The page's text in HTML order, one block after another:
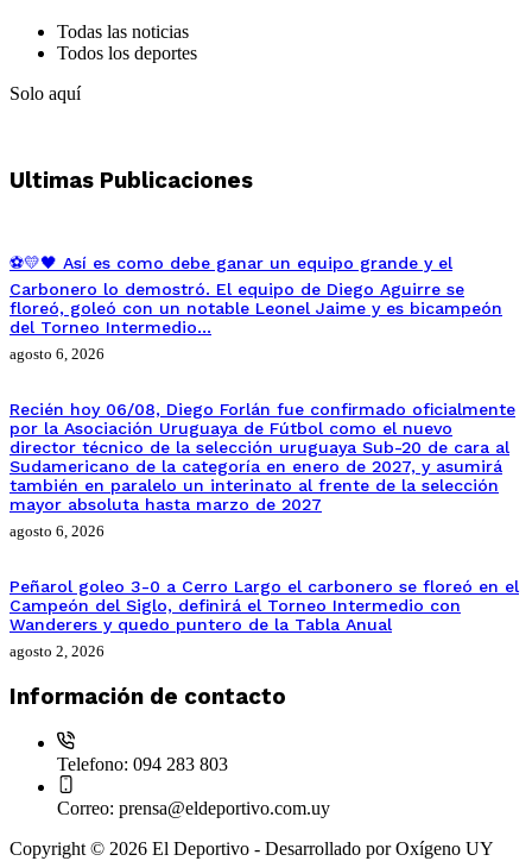
Todas las noticias
Todos los deportes
Solo aquí
Ultimas Publicaciones
⚽💛🖤 Así es como debe ganar un equipo grande y el
Carbonero lo demostró. El equipo de Diego Aguirre se
floreó, goleó con un notable Leonel Jaime y es bicampeón
del Torneo Intermedio…
agosto 6, 2026
Recién hoy 06/08, Diego Forlán fue confirmado oficialmente
por la Asociación Uruguaya de Fútbol como el nuevo
director técnico de la selección uruguaya Sub-20 de cara al
Sudamericano de la categoría en enero de 2027, y asumirá
también en paralelo un interinato al frente de la selección
mayor absoluta hasta marzo de 2027
agosto 6, 2026
Peñarol goleo 3-0 a Cerro Largo el carbonero se floreó en el
Campeón del Siglo, definirá el Torneo Intermedio con
Wanderers y quedo puntero de la Tabla Anual
agosto 2, 2026
Información de contacto
Telefono: 094 283 803
Correo: prensa@eldeportivo.com.uy
Copyright © 2026 El Deportivo - Desarrollado por Oxígeno UY